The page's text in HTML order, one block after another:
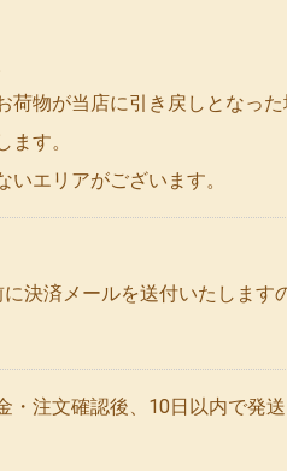
物が当店に引き戻しとなった
す。
いエリアがございます。
決済メールを送付いたします
注文確認後、10日以内で発送